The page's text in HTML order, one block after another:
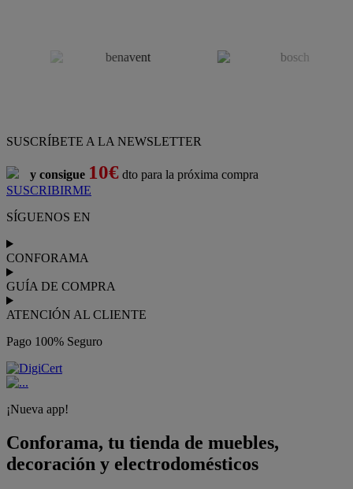
SUSCRÍBETE A LA NEWSLETTER
y consigue 10€ dto para la próxima compra
SUSCRIBIRME
SÍGUENOS EN
CONFORAMA
GUÍA DE COMPRA
ATENCIÓN AL CLIENTE
Pago 100% Seguro
¡Nueva app!
Conforama, tu tienda de muebles,
decoración y electrodomésticos